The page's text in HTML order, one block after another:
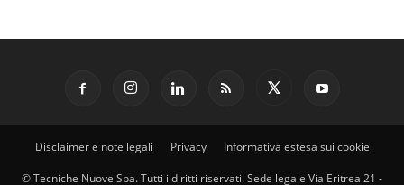
Disclaimer e note legali Privacy Informativa estesa sui cookie
© Tecniche Nuove Spa. Tutti i diritti riservati. Sede legale Via Eritrea 21 -